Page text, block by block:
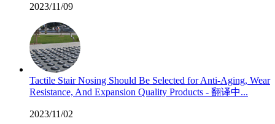
2023/11/09
Tactile Stair Nosing Should Be Selected for Anti-Aging, Wear
Resistance, And Expansion Quality Products - 翻译中...
2023/11/02